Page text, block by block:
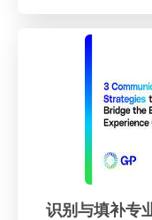
解定期冥想练习
极影响。与我
识别与填补专